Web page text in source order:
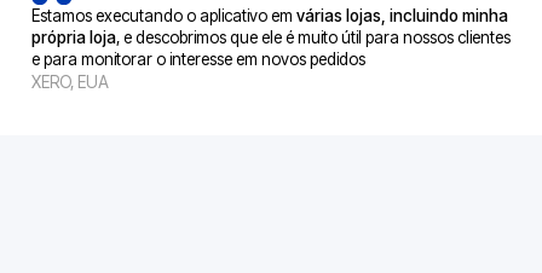
Estamos executando o aplicativo em várias lojas, incluindo minha
própria loja, e descobrimos que ele é muito útil para nossos clientes
e para monitorar o interesse em novos pedidos
XERO, EUA